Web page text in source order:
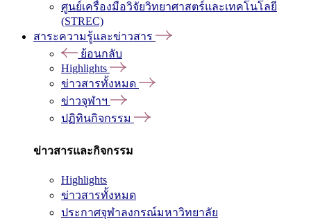
ศูนย์เครื่องมือวิจัยวิทยาศาสตร์และเทคโนโลยี
(STREC)
สาระความรู้และข่าวสาร
ย้อนกลับ
Highlights
ข่าวสารทั้งหมด
ข่าวจุฬาฯ
ปฏิทินกิจกรรม
ข่าวสารและกิจกรรม
Highlights
ข่าวสารทั้งหมด
ประกาศจุฬาลงกรณ์มหาวิทยาลัย